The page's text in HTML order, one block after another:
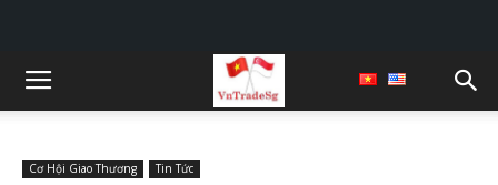
Cơ Hội Giao Thương Tin Tức